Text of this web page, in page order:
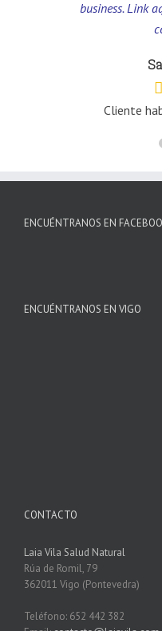
business. Link
Cliente
ENCUÉNTRANOS EN
ENCUÉNTRANOS EN VIGO
CONTACTO
Laia Vila Salud Natural
Rúa de Romil, 79
362011 Vigo (Pontevedra)
Teléfono: 652 442 382